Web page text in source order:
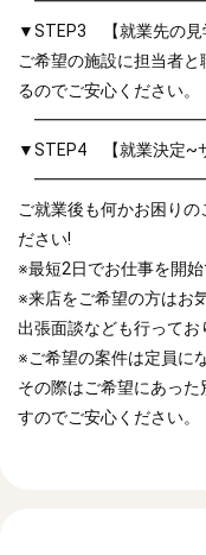
▼STEP3 【就業先の見
ご希望の施設に担当者
るのでご安心ください。
▼STEP4 【就業決定~
ご就業後も何かお困り
ださい!
※最短2日でお仕事を開始
※来店をご希望の方はお
出張面談なども行ってお
※ご希望の案件は定員に
その際はご希望にあっ
すのでご安心ください。